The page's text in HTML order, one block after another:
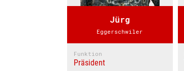
Jürg
Eggerschwiler
Funktion
Präsident